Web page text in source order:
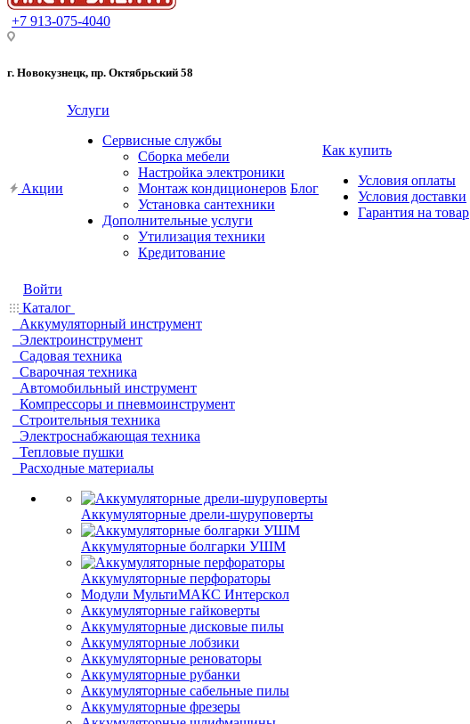
+7 913-075-4040
г. Новокузнецк, пр. Октябрьский 58
Акции
Услуги
Сервисные службы
Сборка мебели
Настройка электроники
Монтаж кондиционеров
Установка сантехники
Дополнительные услуги
Утилизация техники
Кредитование
Блог
Как купить
Условия оплаты
Условия доставки
Гарантия на товар
Войти
Каталог
Аккумуляторный инструмент
Электроинструмент
Садовая техника
Сварочная техника
Автомобильный инструмент
Компрессоры и пневмоинструмент
Строительныя техника
Электроснабжающая техника
Тепловые пушки
Расходные материалы
Аккумуляторные дрели-шуруповерты
Аккумуляторные болгарки УШМ
Аккумуляторные перфораторы
Модули МультиМАКС Интерскол
Аккумуляторные гайковерты
Аккумуляторные дисковые пилы
Аккумуляторные лобзики
Аккумуляторные реноваторы
Аккумуляторные рубанки
Аккумуляторные сабельные пилы
Аккумуляторные фрезеры